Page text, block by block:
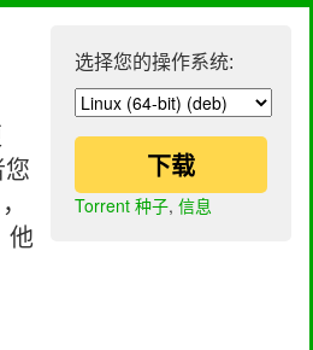
选择您的操作系统:
下载
Torrent 种子, 信息
您
他